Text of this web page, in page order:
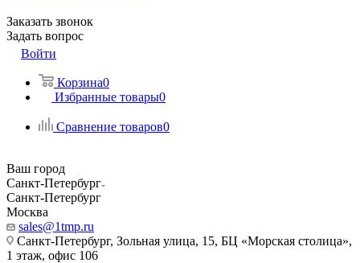
Заказать звонок
Задать вопрос
Войти
Корзина0
Избранные товары0
Сравнение товаров0
Ваш город
Санкт-Петербург
Санкт-Петербург
Москва
sales@1tmp.ru
Санкт-Петербург, Зольная улица, 15, БЦ «Морская столица»,
1 этаж, офис 106